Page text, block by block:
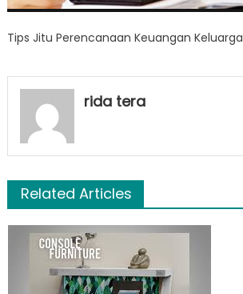
Tips Jitu Perencanaan Keuangan Keluarga
rida tera
Related Articles